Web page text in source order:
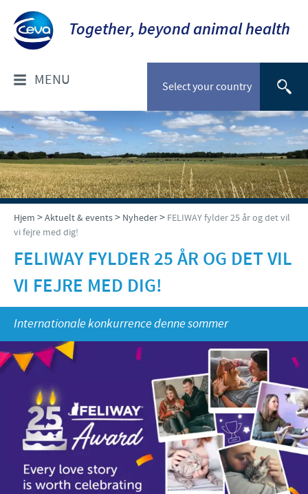
Together, beyond animal health
Select your country
MENU
OM OS
Socialt ansvar
Ceva Nordic
FOR DYRLÆGER: PRODUKTER
Til kæledyr
Til stordyr
VÆLG DYREART
Kæledyr
Gris
Kvæg
NYHEDER & EVENTS
Nyheder
TIL FORHANDLERE
Ceva Onlineuddannelse
KONTAKT
Fjerkræ, fagspecialister
Grise, fagspecialister
Kvæg, fagspecialister
Kæledyr, fagspecialister
Hjem >Aktuelt & events> Nyheder> FELIWAY fylder 25 år og det vil
vi fejre med dig!
FELIWAY FYLDER 25 ÅR OG DET VIL
VI FEJRE MED DIG!
Internationale konkurrence denne sommer